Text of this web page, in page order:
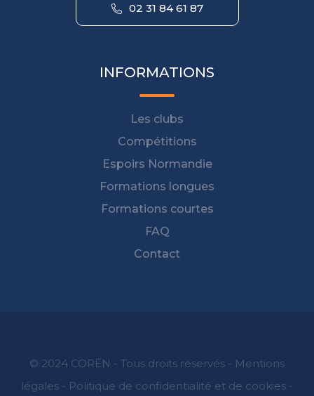
02 31 84 61 87
INFORMATIONS
Les clubs
Compétitions
Espoirs Normandie
Formations longues
Formations courtes
FAQ
Contact
© 2024 COREN - Tous droits réservés - Mentions
légales - Politique de confidentialité et de cookies -